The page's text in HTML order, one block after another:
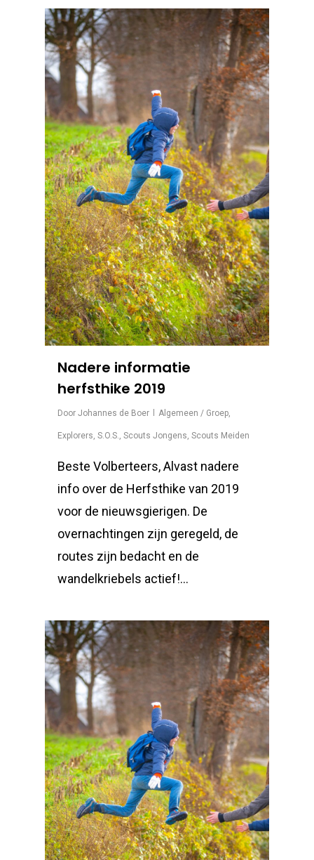
Nadere informatie
herfsthike 2019
Door Johannes de Boer Algemeen / Groep
Explorers S.O.S. Scouts Jongens Scouts Meiden
Beste Volberteers, Alvast nadere
info over de Herfsthike van 2019
voor de nieuwsgierigen. De
overnachtingen zijn geregeld, de
routes zijn bedacht en de
wandelkriebels actief!…